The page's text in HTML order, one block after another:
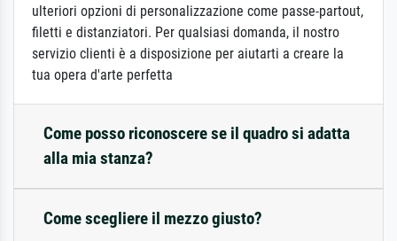
ulteriori opzioni di personalizzazione come passe-partout,
filetti e distanziatori. Per qualsiasi domanda, il nostro
servizio clienti è a disposizione per aiutarti a creare la
tua opera d'arte perfetta
Come posso riconoscere se il quadro si adatta
alla mia stanza?
Come scegliere il mezzo giusto?